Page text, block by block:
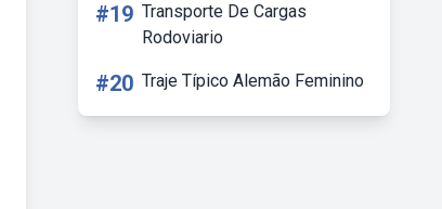
#19 Transporte De Cargas
Rodoviario
#20 Traje Típico Alemão Feminino